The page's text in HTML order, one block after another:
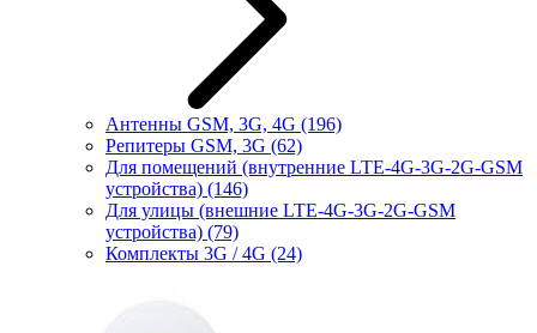
Антенны GSM, 3G, 4G (196)
Репитеры GSM, 3G (62)
Для помещений (внутренние LTE-4G-3G-2G-GSM
устройства) (146)
Для улицы (внешние LTE-4G-3G-2G-GSM
устройства) (79)
Комплекты 3G / 4G (24)